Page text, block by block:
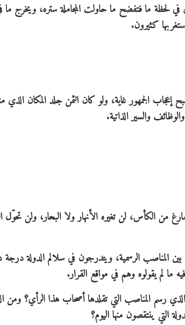
لحظة ما فتفضح ما حاولت المجاملة ستره، ويخرج ما
كثيرون.
الجمهور غاية، ولو كان الثمن جلد المكان الذي
والسير الذاتية.
من الكأس، لن تغيره الأنهار ولا البحار، ولن تحوّل
المناصب الرسمية، ويتدرجون في سلالم الدولة
ما لم يقولوه وهم في مواقع القرار.
رسم المناصب التي تقلدها أصحاب هذا الرأي؟ ومن
التي ينتقصون منها اليوم؟